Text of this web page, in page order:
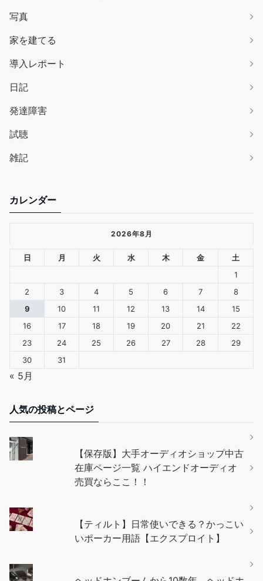
写真
家を建てる
導入レポート
日記
発達障害
試聴
雑記
カレンダー
2026年8月
日 月 火 水 木 金
土
1
2
3 4 5 6 7
8
9
10 11 12 13 14
15
16
17 18 19 20 21
22
23
24 25 26 27 28
29
30
31
« 5月
人気の投稿とページ
【保存版】大手オーディオショップ中古
在庫ページ一覧 ハイエンドオーディオ
売買ならここ！！
【ティルト】日常使いできる？かっこい
いポーカー用語【エクスプロイト】